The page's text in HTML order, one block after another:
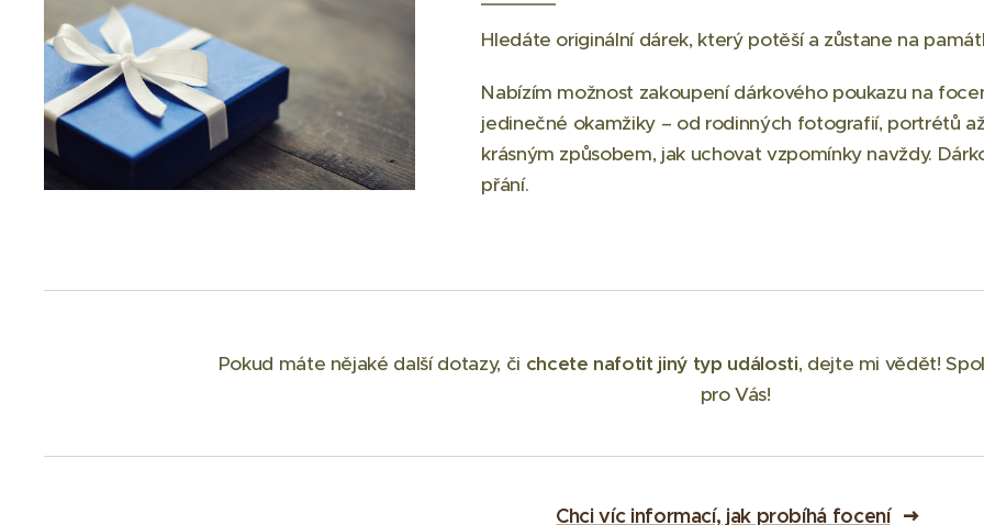
Hledáte originální dárek, který potěší a zůstane na
Nabízím možnost zakoupení dárkového poukazu na
jedinečné okamžiky – od rodinných fotografií, portrétů
krásným způsobem, jak uchovat vzpomínky navždy.
přání.
Pokud máte nějaké další dotazy, či chcete nafotit jiný typ události, dejte mi vědět!
pro Vás!
Chci víc informací, jak probíhá focení